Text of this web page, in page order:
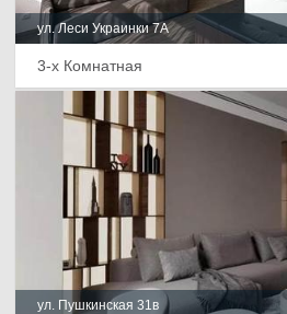
ул. Леси Украинки 7А
3-х Комнатная
ул. Пушкинская 31в